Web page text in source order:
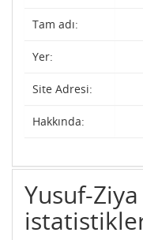
Tam adı:
Yer:
Site Adresi:
Hakkında:
Yusuf-Ziya